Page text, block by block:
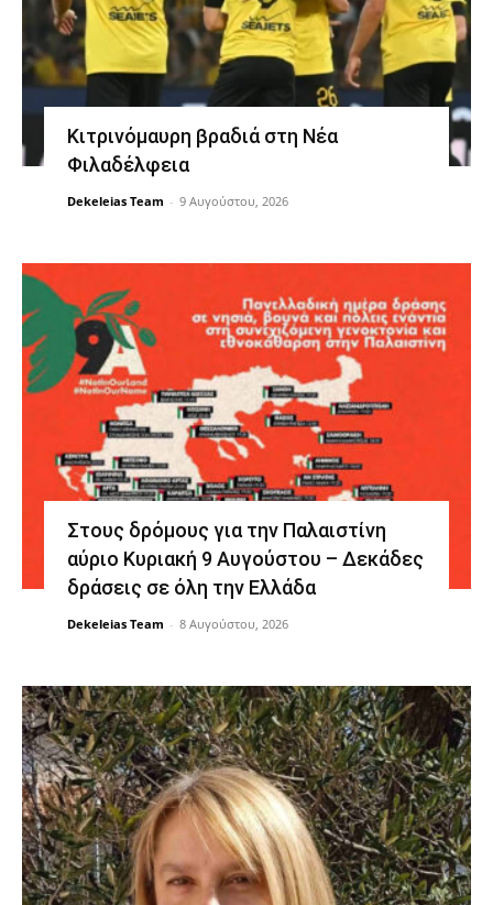
Κιτρινόμαυρη βραδιά στη Νέα
Φιλαδέλφεια
Dekeleias Team - 9 Αυγούστου, 2026
Στους δρόμους για την Παλαιστίνη
αύριο Κυριακή 9 Αυγούστου – Δεκάδες
δράσεις σε όλη την Ελλάδα
Dekeleias Team - 8 Αυγούστου, 2026